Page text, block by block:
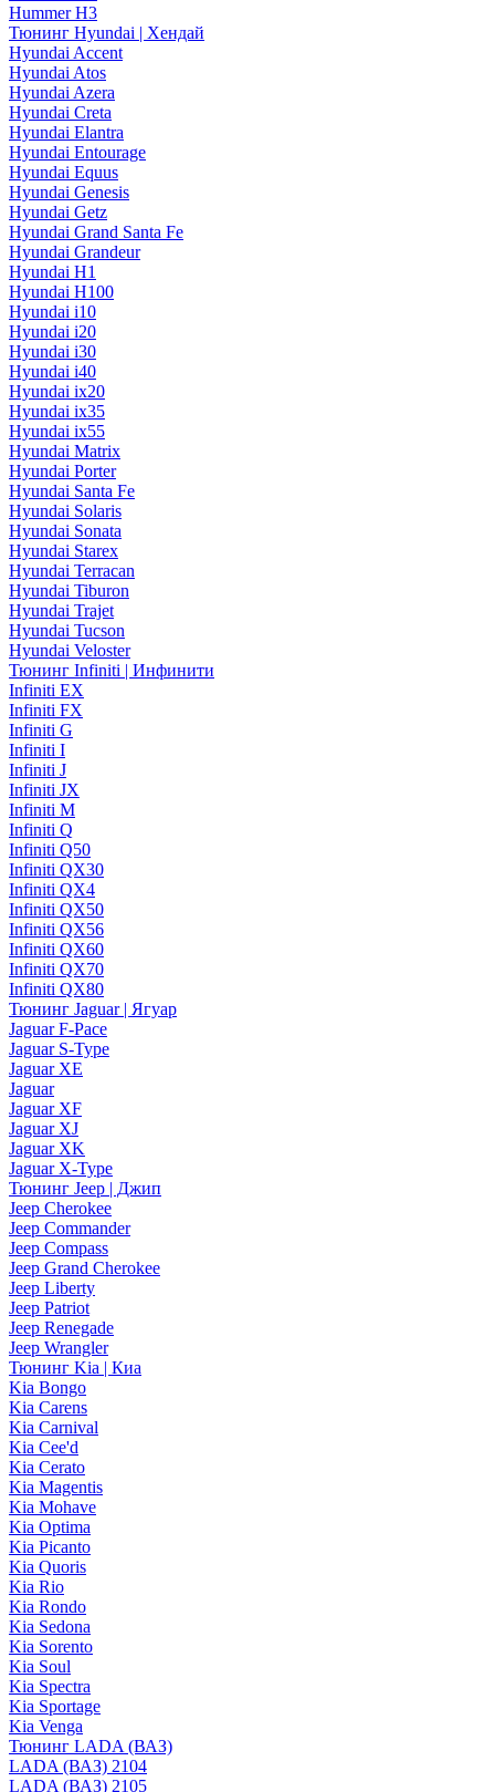
Hummer H3
Тюнинг Hyundai | Хендай
Hyundai Accent
Hyundai Atos
Hyundai Azera
Hyundai Creta
Hyundai Elantra
Hyundai Entourage
Hyundai Equus
Hyundai Genesis
Hyundai Getz
Hyundai Grand Santa Fe
Hyundai Grandeur
Hyundai H1
Hyundai H100
Hyundai i10
Hyundai i20
Hyundai i30
Hyundai i40
Hyundai ix20
Hyundai ix35
Hyundai ix55
Hyundai Matrix
Hyundai Porter
Hyundai Santa Fe
Hyundai Solaris
Hyundai Sonata
Hyundai Starex
Hyundai Terracan
Hyundai Tiburon
Hyundai Trajet
Hyundai Tucson
Hyundai Veloster
Тюнинг Infiniti | Инфинити
Infiniti EX
Infiniti FX
Infiniti G
Infiniti I
Infiniti J
Infiniti JX
Infiniti M
Infiniti Q
Infiniti Q50
Infiniti QX30
Infiniti QX4
Infiniti QX50
Infiniti QX56
Infiniti QX60
Infiniti QX70
Infiniti QX80
Тюнинг Jaguar | Ягуар
Jaguar F-Pace
Jaguar S-Type
Jaguar XE
Jaguar
Jaguar XF
Jaguar XJ
Jaguar XK
Jaguar X-Type
Тюнинг Jeep | Джип
Jeep Cherokee
Jeep Commander
Jeep Compass
Jeep Grand Cherokee
Jeep Liberty
Jeep Patriot
Jeep Renegade
Jeep Wrangler
Тюнинг Kia | Киа
Kia Bongo
Kia Carens
Kia Carnival
Kia Cee'd
Kia Cerato
Kia Magentis
Kia Mohave
Kia Optima
Kia Picanto
Kia Quoris
Kia Rio
Kia Rondo
Kia Sedona
Kia Sorento
Kia Soul
Kia Spectra
Kia Sportage
Kia Venga
Тюнинг LADA (ВАЗ)
LADA (ВАЗ) 2104
LADA (ВАЗ) 2105